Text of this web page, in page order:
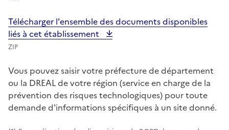
Télécharger l'ensemble des documents disponibles
liés à cet établissement
ZIP
Vous pouvez saisir votre préfecture de département
ou la DREAL de votre région (service en charge de la
prévention des risques technologiques) pour toute
demande d'informations spécifiques à un site donné.